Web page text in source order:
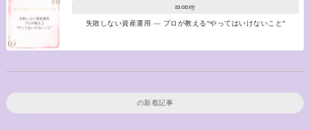
money
失敗しない資産運用 ― プロが教える“やってはいけないこと”
の新着記事